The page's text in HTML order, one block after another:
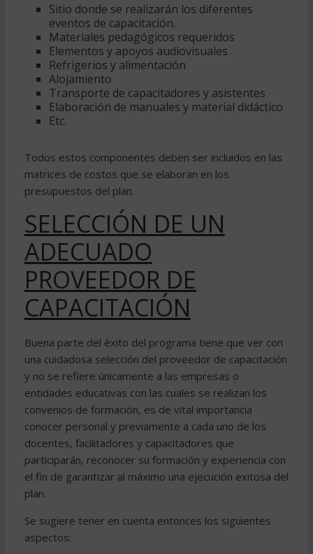
Sitio donde se realizarán los diferentes
eventos de capacitación.
Materiales pedagógicos requeridos
Elementos y apoyos audiovisuales
Refrigerios y alimentación
Alojamiento
Transporte de capacitadores y asistentes
Elaboración de manuales y material didáctico
Etc.
Todos estos componentes deben ser incluidos en las
matrices de costos que se elaboran en los
presupuestos del plan.
SELECCIÓN DE UN
ADECUADO
PROVEEDOR DE
CAPACITACIÓN
Buena parte del éxito del programa tiene que ver con
una cuidadosa selección del proveedor de capacitación
y no se refiere únicamente a las empresas o
entidades educativas con las cuales se realizan los
convenios de formación, es de vital importancia
conocer personal y previamente a cada uno de los
docentes, facilitadores y capacitadores que
participarán, reconocer su formación y experiencia con
el fin de garantizar al máximo una ejecución exitosa del
plan.
Se sugiere tener en cuenta entonces los siguientes
aspectos: